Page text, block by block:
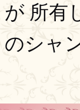
が 所有
のシャ